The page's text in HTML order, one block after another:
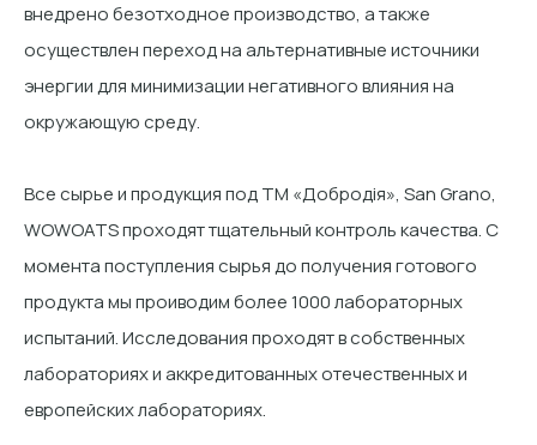
внедрено безотходное производство, а также
осуществлен переход на альтернативные источники
энергии для минимизации негативного влияния на
окружающую среду.
Все сырье и продукция под ТМ «Добродія», San Grano,
WOWOATS проходят тщательный контроль качества. С
момента поступления сырья до получения готового
продукта мы проиводим более 1000 лабораторных
испытаний. Исследования проходят в собственных
лабораториях и аккредитованных отечественных и
европейских лабораториях.